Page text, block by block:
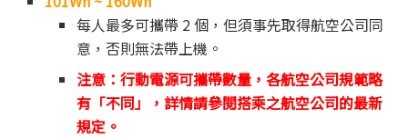
每人最多可攜帶 2 個，但須事先取得航空公司同
意，否則無法帶上機。
注意：行動電源可攜帶數量，各航空公司規範略
有「不同」，詳情請參閱搭乘之航空公司的最新
規定。